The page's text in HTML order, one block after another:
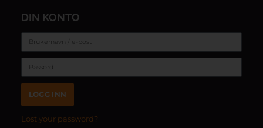
DIN KONTO
LOGG INN
Lost your password?